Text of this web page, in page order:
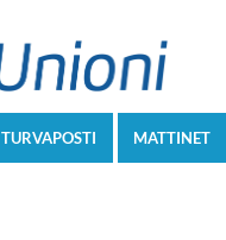
MATTINET
TURVAPOSTI